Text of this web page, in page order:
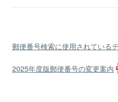
郵便番号検索に使用されている
2025年度版郵便番号の変更案内